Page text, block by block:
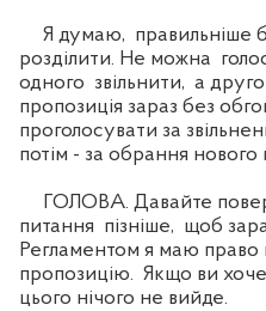
Я думаю, правильніше
розділити. Не можна
одного звільнити, а
пропозиція зараз без
проголосувати за
потім - за обрання нового
ГОЛОВА. Давайте
питання пізніше, щоб
Регламентом я маю
пропозицію. Якщо ви
цього нічого не вийде.